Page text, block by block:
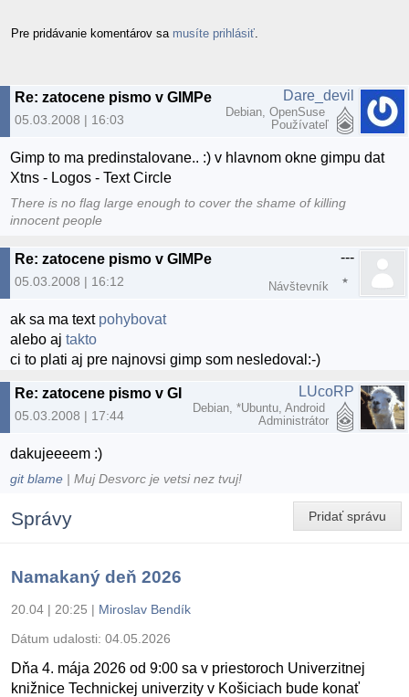
Pre pridávanie komentárov sa musíte prihlásiť
Re: zatocene pismo v GIMPe
05.03.2008 | 16:03
Dare_devil
Debian, OpenSuse
Používateľ
Gimp to ma predinstalovane.. :) v hlavnom okne gimpu dat
Xtns - Logos - Text Circle
There is no flag large enough to cover the shame of killing
innocent people
Re: zatocene pismo v GIMPe
05.03.2008 | 16:12
---
Návštevník
ak sa ma text pohybovat
alebo ajtakto
ci to plati aj pre najnovsi gimp som nesledoval:-)
Re: zatocene pismo v GIMPe
05.03.2008 | 17:44
LUcoRP
Debian, *Ubuntu, Android
Administrátor
dakujeeeem :)
git blame | Muj Desvorc je vetsi nez tvuj!
Pridať správu
Správy
Namakaný deň 2026
20.04 | 20:25 | Miroslav Bendík
Dátum udalosti: 04.05.2026
Dňa 4. mája 2026 od 9:00 sa v priestoroch Univerzitnej
knižnice Technickej univerzity v Košiciach bude konať